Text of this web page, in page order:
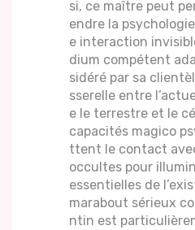
si, ce maître peut
endre la
e interaction
dium compétent
sidéré par sa
sserelle entre
e le terrestre et le
capacités magico
ttent le contact
occultes pour
essentielles de
marabout sérieux
ntin est